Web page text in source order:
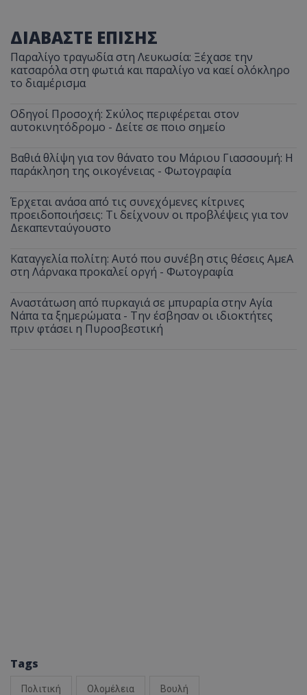
ΔΙΑΒΑΣΤΕ ΕΠΙΣΗΣ
Παραλίγο τραγωδία στη Λευκωσία: Ξέχασε την
κατσαρόλα στη φωτιά και παραλίγο να καεί ολόκληρο
το διαμέρισμα
Οδηγοί Προσοχή: Σκύλος περιφέρεται στον
αυτοκινητόδρομο - Δείτε σε ποιο σημείο
Βαθιά θλίψη για τον θάνατο του Μάριου Γιασσουμή: Η
παράκληση της οικογένειας - Φωτογραφία
Έρχεται ανάσα από τις συνεχόμενες κίτρινες
προειδοποιήσεις: Τι δείχνουν οι προβλέψεις για τον
Δεκαπενταύγουστο
Καταγγελία πολίτη: Αυτό που συνέβη στις θέσεις ΑμεΑ
στη Λάρνακα προκαλεί οργή - Φωτογραφία
Αναστάτωση από πυρκαγιά σε μπυραρία στην Αγία
Νάπα τα ξημερώματα - Την έσβησαν οι ιδιοκτήτες
πριν φτάσει η Πυροσβεστική
Tags
Πολιτική Ολομέλεια Βουλή